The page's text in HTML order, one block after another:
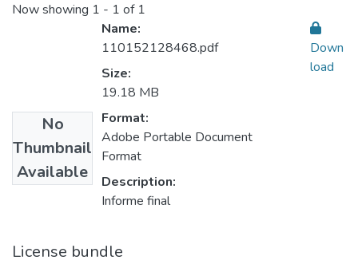
Now showing 1 - 1 of 1
No
Thumbnail
Available
Name:
110152128468.pdf
Size:
19.18 MB
Format:
Adobe Portable Document
Format
Description:
Informe final
Down
load
License bundle